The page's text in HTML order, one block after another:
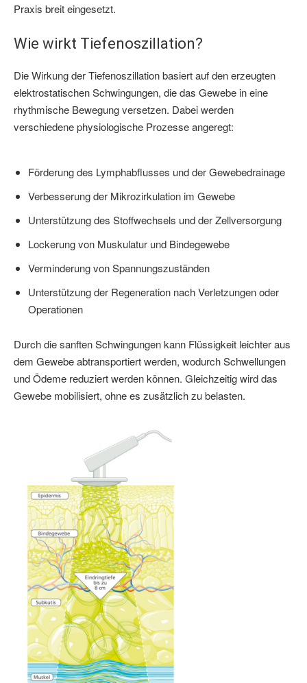
Praxis breit eingesetzt.
Wie wirkt Tiefenoszillation?
Die Wirkung der Tiefenoszillation basiert auf den erzeugten
elektrostatischen Schwingungen, die das Gewebe in eine
rhythmische Bewegung versetzen. Dabei werden
verschiedene physiologische Prozesse angeregt:
Förderung des Lymphabflusses und der Gewebedrainage
Verbesserung der Mikrozirkulation im Gewebe
Unterstützung des Stoffwechsels und der Zellversorgung
Lockerung von Muskulatur und Bindegewebe
Verminderung von Spannungszuständen
Unterstützung der Regeneration nach Verletzungen oder
Operationen
Durch die sanften Schwingungen kann Flüssigkeit leichter aus
dem Gewebe abtransportiert werden, wodurch Schwellungen
und Ödeme reduziert werden können. Gleichzeitig wird das
Gewebe mobilisiert, ohne es zusätzlich zu belasten.